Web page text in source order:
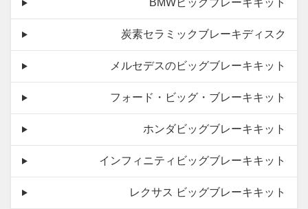
BMWビッグブレーキキット
炭素セラミックブレーキディスク
メルセデスのビッグブレーキキット
フォード・ビッグ・ブレーキキット
ホンダビッグブレーキキット
インフィニティビッグブレーキキット
レクサス ビッグブレーキキット